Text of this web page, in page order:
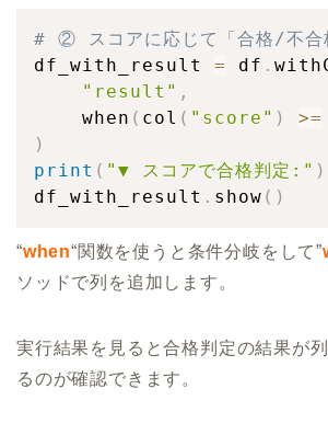
# ② スコアに応じて「合格/不合
df_with_result = df .
"result" ,
    when
( col ( "score" ) >=
)
print ( "▼ スコアで合格判定:" )
df_with_result . show ( )
“when“関数を使うと条件分岐をして”
ソッドで列を追加します。
実行結果を見ると合格判定の結果が
るのが確認できます。